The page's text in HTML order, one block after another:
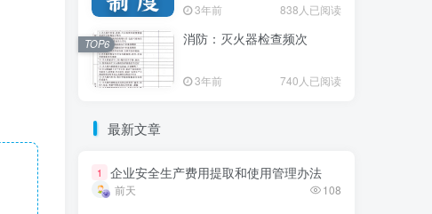
3年前 838人已阅读
消防：灭火器检查频次
3年前 740人已阅读
TOP6
最新文章
1 企业安全生产费用提取和使用管理办法
前天 108
3年前 838人已阅读
消防：灭火器检查频次
3年前 740人已阅读
TOP6
最新文章
1 企业安全生产费用提取和使用管理办法
前天 108